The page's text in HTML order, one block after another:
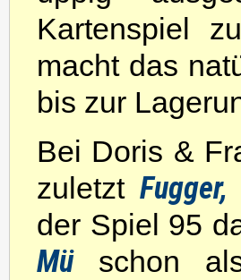
Kartenspiel
macht das
bis zur
Bei Doris &
zuletzt
der Spiel 95
Müschon als